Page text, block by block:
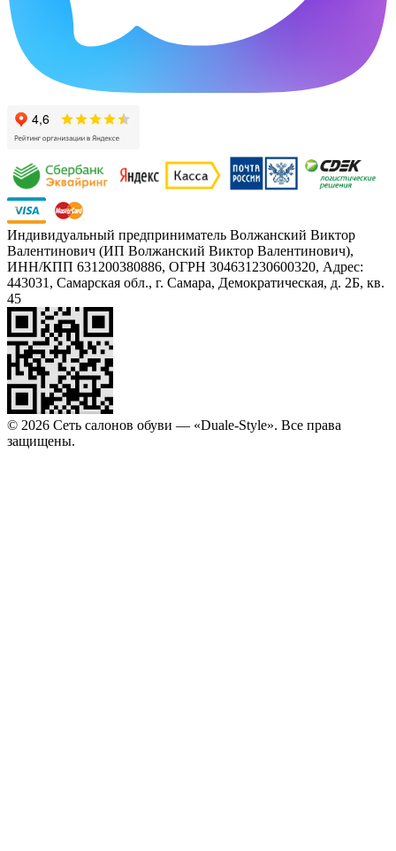
Индивидуальный предприниматель Волжанский Виктор
Валентинович (ИП Волжанский Виктор Валентинович),
ИНН/КПП 631200380886, ОГРН 304631230600320, Адрес:
443031, Самарская обл., г. Самара, Демократическая, д. 2Б, кв.
45
© 2026 Сеть салонов обуви — «Duale-Style». Все права
защищены.